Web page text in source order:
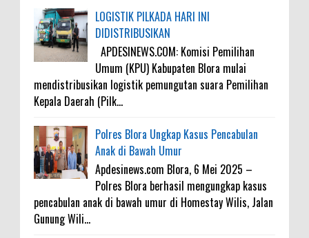
LOGISTIK PILKADA HARI INI
DIDISTRIBUSIKAN
APDESINEWS.COM: Komisi Pemilihan
Umum (KPU) Kabupaten Blora mulai
mendistribusikan logistik pemungutan suara Pemilihan
Kepala Daerah (Pilk...
Polres Blora Ungkap Kasus Pencabulan
Anak di Bawah Umur
Apdesinews.com Blora, 6 Mei 2025 –
Polres Blora berhasil mengungkap kasus
pencabulan anak di bawah umur di Homestay Wilis, Jalan
Gunung Wili...